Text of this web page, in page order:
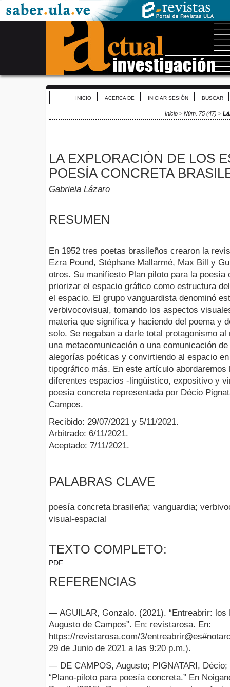
INICIO ACERCA DE INICIAR SESIÓN BUSCAR
Inicio> Núm. 75 (47) >
LA EXPLORACIÓN DE LOS
POESÍA CONCRETA
Gabriela Lázaro
RESUMEN
En 1952 tres poetas brasileños crearon la
Ezra Pound, Stéphane Mallarmé, Max Bill y
otros. Su manifiesto Plan piloto para la poesía
priorizar el espacio gráfico como estructura
el espacio. El grupo vanguardista denominó
verbivocovisual, tomando los aspectos
materia que significa y haciendo del poema y
solo. Se negaban a darle total protagonismo
una metacomunicación o una comunicación
alegorías poéticas y convirtiendo al espacio
tipográfico más. En este artículo
diferentes espacios -lingüístico, expositivo y
poesía concreta representada por Décio
Campos.
Recibido: 29/07/2021 y 5/11/2021.
Arbitrado: 6/11/2021.
Aceptado: 7/11/2021.
PALABRAS CLAVE
poesía concreta brasileña; vanguardia;
visual-espacial
TEXTO COMPLETO:
PDF
REFERENCIAS
— AGUILAR, Gonzalo. (2021). “Entreabrir: los
Augusto de Campos”. En: revistarosa. En:
https://revistarosa.com/3/
29 de Junio de 2021 a las 9:20 p.m.).
— DE CAMPOS, Augusto; PIGNATARI,
“Plano-piloto para poesía concreta.” En